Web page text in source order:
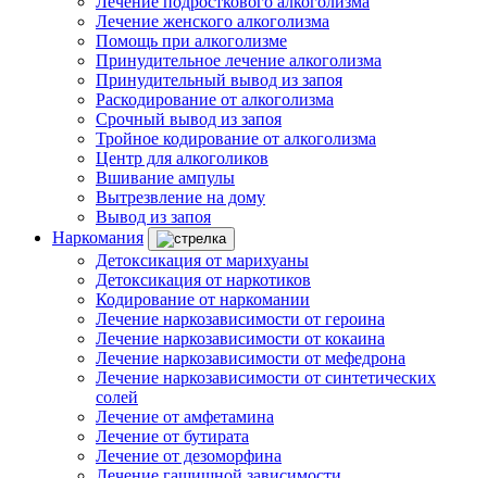
Лечение женского алкоголизма
Помощь при алкоголизме
Принудительное лечение алкоголизма
Принудительный вывод из запоя
Раскодирование от алкоголизма
Срочный вывод из запоя
Тройное кодирование от алкоголизма
Центр для алкоголиков
Вшивание ампулы
Вытрезвление на дому
Вывод из запоя
Наркомания
Детоксикация от марихуаны
Детоксикация от наркотиков
Кодирование от наркомании
Лечение наркозависимости от героина
Лечение наркозависимости от кокаина
Лечение наркозависимости от мефедрона
Лечение наркозависимости от синтетических
солей
Лечение от амфетамина
Лечение от бутирата
Лечение от дезоморфина